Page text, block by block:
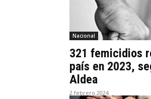
Nacional
321 femicidios
país en 2023,
Aldea
2 febrero 2024